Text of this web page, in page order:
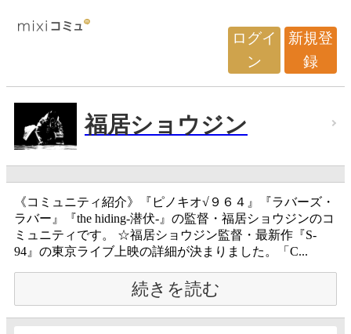
ログイ
ン
新規登
録
福居ショウジン
《コミュニティ紹介》『ピノキオ√９６４』『ラバーズ・
ラバー』『the hiding-潜伏-』の監督・福居ショウジンのコ
ミュニティです。 ☆福居ショウジン監督・最新作『S-
94』の東京ライブ上映の詳細が決まりました。「C...
続きを読む